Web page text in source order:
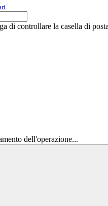
di controllare la casella di
dell'operazione...